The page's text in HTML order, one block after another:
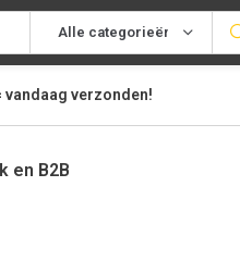
Alle categorieën
vandaag verzonden!
en B2B